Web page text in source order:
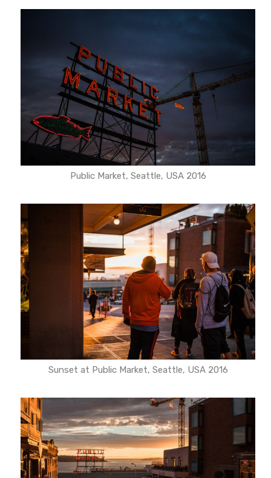
Public Market, Seattle, USA 2016
Sunset at Public Market, Seattle, USA 2016